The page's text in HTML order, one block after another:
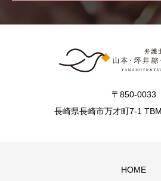
〒850-0033
長崎県長崎市万才町7-1
HOME